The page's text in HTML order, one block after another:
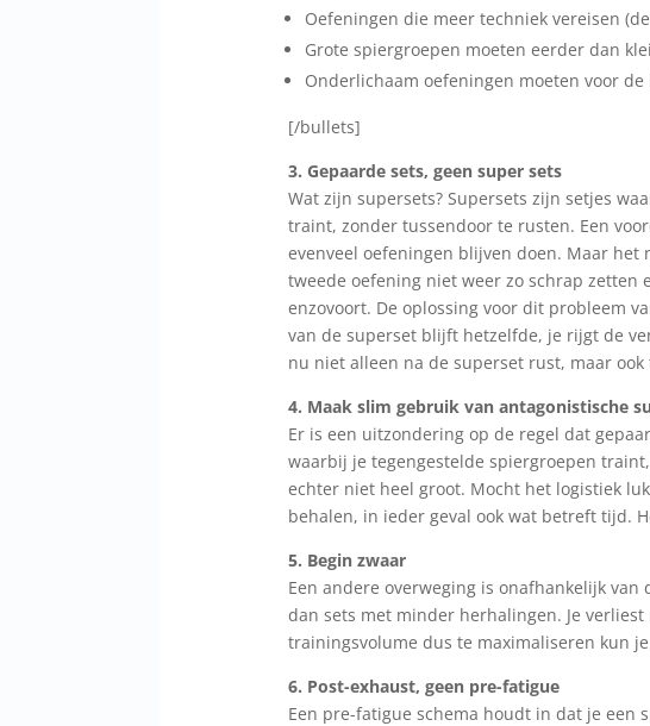
Oefeningen die meer techniek vereisen
Grote spiergroepen moeten eerder dan
Onderlichaam oefeningen moeten voor
[/bullets]
3. Gepaarde sets, geen super sets
Wat zijn supersets? Supersets zijn setjes
traint, zonder tussendoor te rusten. Een
evenveel oefeningen blijven doen. Maar
tweede oefening niet weer zo schrap zetten
enzovoort. De oplossing voor dit probleem
van de superset blijft hetzelfde, je rijgt de
nu niet alleen na de superset rust, maar
4. Maak slim gebruik van antagonistische
Er is een uitzondering op de regel dat
waarbij je tegengestelde spiergroepen
echter niet heel groot. Mocht het logistiek
behalen, in ieder geval ook wat betreft tijd.
5. Begin zwaar
Een andere overweging is onafhankelijk
dan sets met minder herhalingen. Je
trainingsvolume dus te maximaliseren kun
6. Post-exhaust, geen pre-fatigue
Een pre-fatigue schema houdt in dat je een